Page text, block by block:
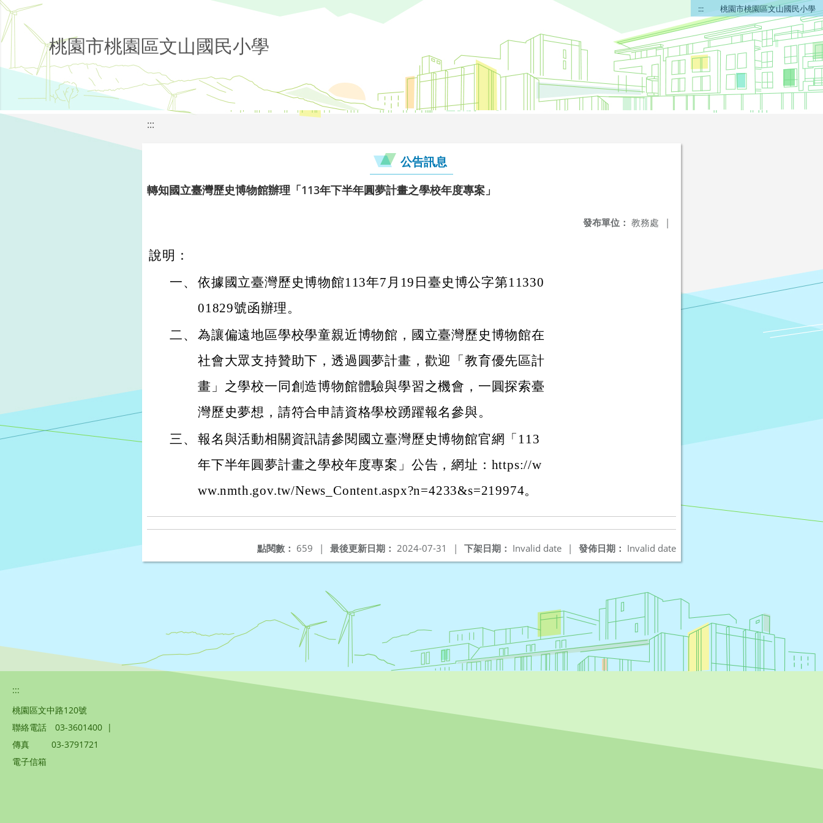
::: 桃園市桃園區文山國民小學
桃園市桃園區文山國民小學
:::
公告訊息
轉知國立臺灣歷史博物館辦理「113年下半年圓夢計畫之學校年度專案」
發布單位： 教務處 |
說明：
一、 依據國立臺灣歷史博物館113年7月19日臺史博公字第11330
01829號函辦理。
二、 為讓偏遠地區學校學童親近博物館，國立臺灣歷史博物館在
社會大眾支持贊助下，透過圓夢計畫，歡迎「教育優先區計
畫」之學校一同創造博物館體驗與學習之機會，一圓探索臺
灣歷史夢想，請符合申請資格學校踴躍報名參與。
三、 報名與活動相關資訊請參閱國立臺灣歷史博物館官網「113
年下半年圓夢計畫之學校年度專案」公告，網址：https://w
ww.nmth.gov.tw/News_Content.aspx?n=4233&s=219974。
發佈日期： Invalid date
下架日期： Invalid date |
最後更新日期： 2024-07-31 |
點閱數： 659 |
:::
桃園區文中路120號
聯絡電話
03-3601400 |
傳真
03-3791721
電子信箱